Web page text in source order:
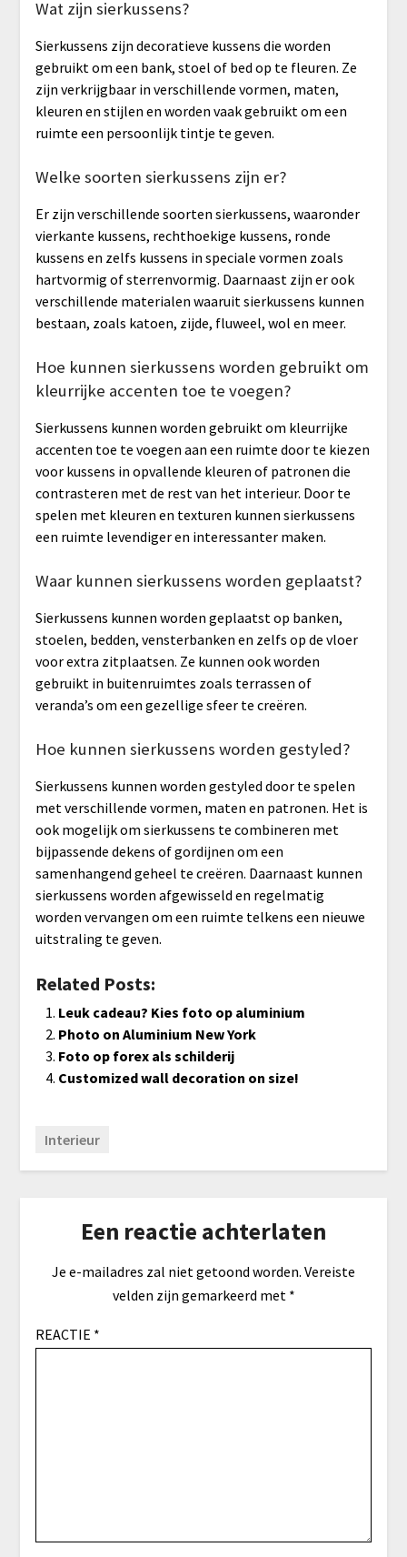
Wat zijn sierkussens?
Sierkussens zijn decoratieve kussens die worden
gebruikt om een ​​bank, stoel of bed op te fleuren. Ze
zijn verkrijgbaar in verschillende vormen, maten,
kleuren en stijlen en worden vaak gebruikt om een
ruimte een persoonlijk tintje te geven.
Welke soorten sierkussens zijn er?
Er zijn verschillende soorten sierkussens, waaronder
vierkante kussens, rechthoekige kussens, ronde
kussens en zelfs kussens in speciale vormen zoals
hartvormig of sterrenvormig. Daarnaast zijn er ook
verschillende materialen waaruit sierkussens kunnen
bestaan, zoals katoen, zijde, fluweel, wol en meer.
Hoe kunnen sierkussens worden gebruikt om
kleurrijke accenten toe te voegen?
Sierkussens kunnen worden gebruikt om kleurrijke
accenten toe te voegen aan een ruimte door te kiezen
voor kussens in opvallende kleuren of patronen die
contrasteren met de rest van het interieur. Door te
spelen met kleuren en texturen kunnen sierkussens
een ruimte levendiger en interessanter maken.
Waar kunnen sierkussens worden geplaatst?
Sierkussens kunnen worden geplaatst op banken,
stoelen, bedden, vensterbanken en zelfs op de vloer
voor extra zitplaatsen. Ze kunnen ook worden
gebruikt in buitenruimtes zoals terrassen of
veranda’s om een gezellige sfeer te creëren.
Hoe kunnen sierkussens worden gestyled?
Sierkussens kunnen worden gestyled door te spelen
met verschillende vormen, maten en patronen. Het is
ook mogelijk om sierkussens te combineren met
bijpassende dekens of gordijnen om een
samenhangend geheel te creëren. Daarnaast kunnen
sierkussens worden afgewisseld en regelmatig
worden vervangen om een ruimte telkens een nieuwe
uitstraling te geven.
Related Posts:
Leuk cadeau? Kies foto op aluminium
Photo on Aluminium New York
Foto op forex als schilderij
Customized wall decoration on size!
Interieur
Een reactie achterlaten
Je e-mailadres zal niet getoond worden. Vereiste
velden zijn gemarkeerd met *
REACTIE *